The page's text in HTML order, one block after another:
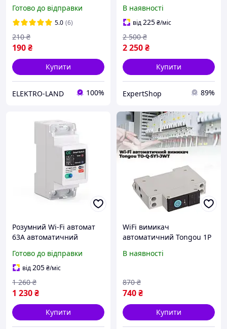
автоматичний нарізний
16А, Автоматична пробка
для лічильника 16 А
Готово до відправки
5.0 (6)
190₴
210 ₴
Купити
ELEKTRO-LAND 100%
230V Лічильник Енергії
kWh Захист від
Перевантаження,
Зниження Напруг
В наявності
від225₴/міс
2 250₴
2 500 ₴
Купити
ExpertShop 89%
Розумний Wi-Fi автомат
63А автоматичний
однофазний Tuya,
лічильник споживання
Готово до відправки
від205₴/міс
1 230₴
1 260 ₴
Купити
WiFi вимикач
автоматичний Tongou 1P
лічильник споживання
В наявності
740₴
870 ₴
Купити